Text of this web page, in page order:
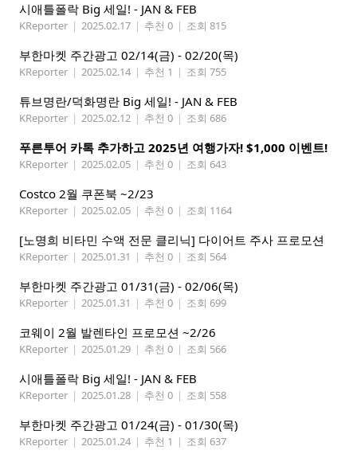
시애틀폴락 Big 세일! - JAN & FEB
KReporter | 2025.02.17 | 추천 0 | 조회 815
부한마켓 주간광고 02/14(금) - 02/20(목)
KReporter | 2025.02.14 | 추천 1 | 조회 755
튜브명란/덕화명란 Big 세일! - JAN & FEB
KReporter | 2025.02.12 | 추천 0 | 조회 686
푸른투어 카톡 추가하고 2025년 여행가자! $1,000 이벤트!
KReporter | 2025.02.05 | 추천 0 | 조회 643
Costco 2월 쿠폰북 ~2/23
KReporter | 2025.02.05 | 추천 0 | 조회 1164
[노명희 비타민 수액 전문 클리닉] 다이어트 주사 프로모션
KReporter | 2025.01.31 | 추천 0 | 조회 564
부한마켓 주간광고 01/31(금) - 02/06(목)
KReporter | 2025.01.31 | 추천 0 | 조회 699
코웨이 2월 발렌타인 프로모션 ~2/26
KReporter | 2025.01.29 | 추천 0 | 조회 566
시애틀폴락 Big 세일! - JAN & FEB
KReporter | 2025.01.28 | 추천 0 | 조회 558
부한마켓 주간광고 01/24(금) - 01/30(목)
KReporter | 2025.01.24 | 추천 1 | 조회 637